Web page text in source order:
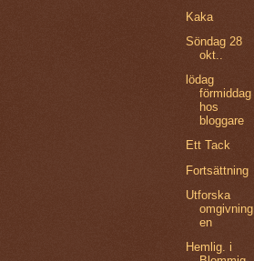
Kaka
Söndag 28
okt..
lödag
förmiddag
hos
bloggare
Ett Tack
Fortsättning
Utforska
omgivning
en
Hemlig. i